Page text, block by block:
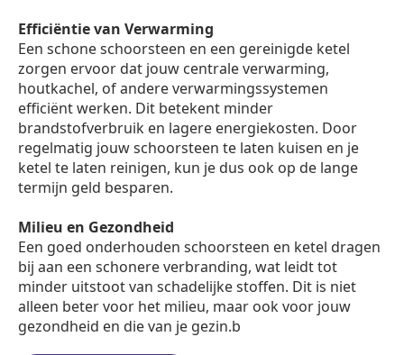
Efficiëntie van Verwarming
Een schone schoorsteen en een gereinigde ketel
zorgen ervoor dat jouw centrale verwarming,
houtkachel, of andere verwarmingssystemen
efficiënt werken. Dit betekent minder
brandstofverbruik en lagere energiekosten. Door
regelmatig jouw schoorsteen te laten kuisen en je
ketel te laten reinigen, kun je dus ook op de lange
termijn geld besparen.
Milieu en Gezondheid
Een goed onderhouden schoorsteen en ketel dragen
bij aan een schonere verbranding, wat leidt tot
minder uitstoot van schadelijke stoffen. Dit is niet
alleen beter voor het milieu, maar ook voor jouw
gezondheid en die van je gezin.b